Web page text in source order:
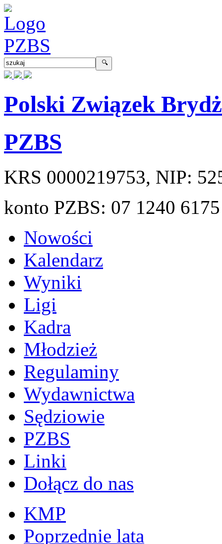
Polski Związek
PZBS
KRS 0000219753, NIP:
konto PZBS: 07 1240
Nowości
Kalendarz
Wyniki
Ligi
Kadra
Młodzież
Regulaminy
Wydawnictwa
Sędziowie
PZBS
Linki
Dołącz do nas
KMP
Poprzednie lata